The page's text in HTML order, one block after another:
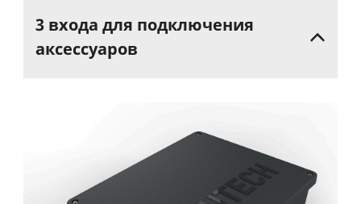
3 входа для подключения
аксессуаров